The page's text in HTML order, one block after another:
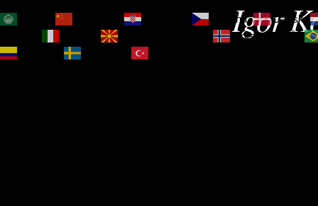
Igor
Čeština‎
Dansk
Norsk bokmål